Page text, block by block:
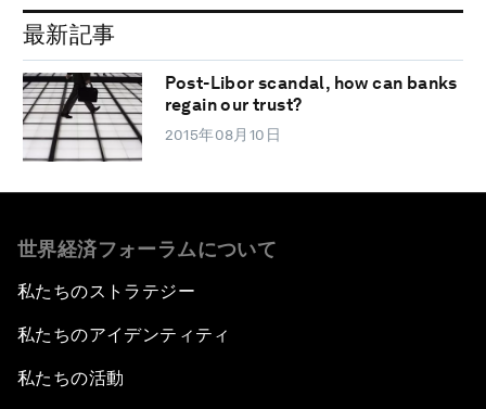
最新記事
Post-Libor scandal, how can banks
regain our trust?
2015年08月10日
世界経済フォーラムについて
私たちのストラテジー
私たちのアイデンティティ
私たちの活動